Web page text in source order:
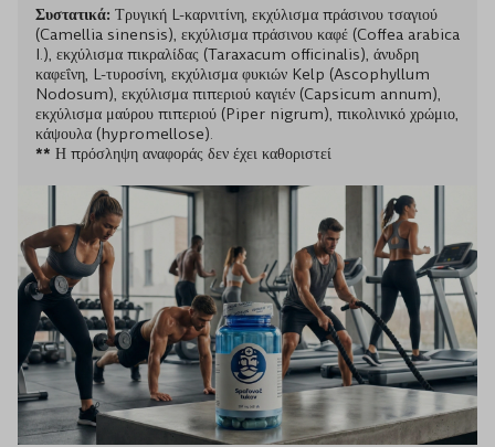
Συστατικά: Τρυγική L-καρνιτίνη, εκχύλισμα πράσινου τσαγιού
(Camellia sinensis), εκχύλισμα πράσινου καφέ (Coffea arabica
I.), εκχύλισμα πικραλίδας (Taraxacum officinalis), άνυδρη
καφεΐνη, L-τυροσίνη, εκχύλισμα φυκιών Kelp (Ascophyllum
Nodosum), εκχύλισμα πιπεριού καγιέν (Capsicum annum),
εκχύλισμα μαύρου πιπεριού (Piper nigrum), πικολινικό χρώμιο,
κάψουλα (hypromellose).
** Η πρόσληψη αναφοράς δεν έχει καθοριστεί